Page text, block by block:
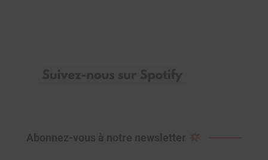
Abonnez-vous à notre newsletter